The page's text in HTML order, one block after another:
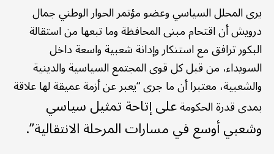
يرى المحلل السياسي وعضو مؤتمر الحوار الوطني جمال
درويش أن اقتحام مبنى المحافظة وما تبعها من استقالة
البكور ترافق مع استنكار وإدانة شعبية واسعة داخل
السويداء، من قبل كل قوى المجتمع السياسية والدينية
والشعبية، معتبرا أن ما جرى “يعبر عن أزمة عميقة لها علاقة
بمدى قدرة الحكومةعلى إتاحة تمثيل سياسي
وشعبي أوسع في مسارات المرحلة الانتقالية”.